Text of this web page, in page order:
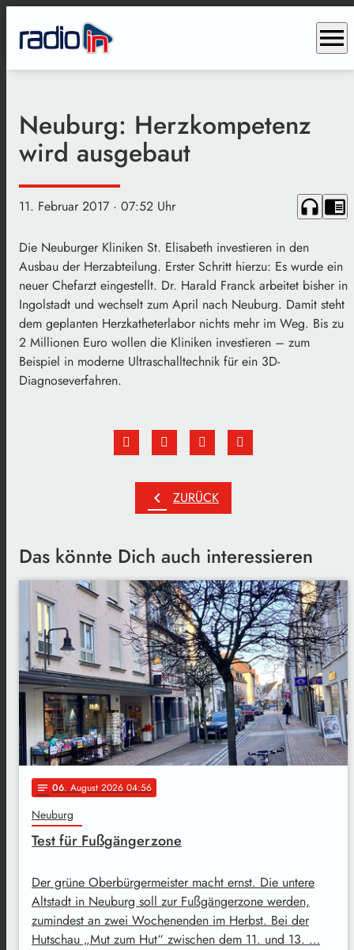
menu
Neuburg: Herzkompetenz
wird ausgebaut
11. Februar 2017 · 07:52 Uhr headphones chrome_reader_mode
Die Neuburger Kliniken St. Elisabeth investieren in den
Ausbau der Herzabteilung. Erster Schritt hierzu: Es wurde ein
neuer Chefarzt eingestellt. Dr. Harald Franck arbeitet bisher in
Ingolstadt und wechselt zum April nach Neuburg. Damit steht
dem geplanten Herzkatheterlabor nichts mehr im Weg. Bis zu
2 Millionen Euro wollen die Kliniken investieren – zum
Beispiel in moderne Ultraschalltechnik für ein 3D-
Diagnoseverfahren.
chevron_left ZURÜCK
Das könnte Dich auch interessieren
notes 06. August 2026 04:56
Neuburg
Test für Fußgängerzone
Der grüne Oberbürgermeister macht ernst. Die untere
Altstadt in Neuburg soll zur Fußgängerzone werden,
zumindest an zwei Wochenenden im Herbst. Bei der
Hutschau „Mut zum Hut“ zwischen dem 11. und 13. …